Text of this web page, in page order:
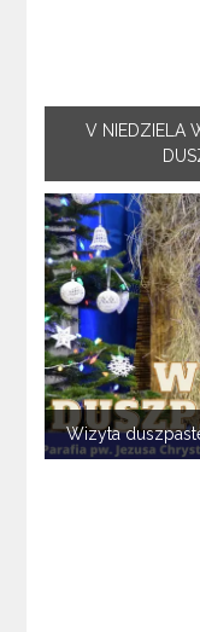
V NIEDZIELA
Wizyta